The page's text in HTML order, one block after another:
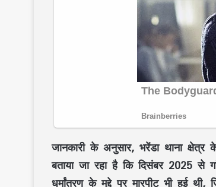
जानकारी के अनुसार, भरेंडा थाना क्षेत्रके
बताया जा रहा है किदिसंबर 2025 से